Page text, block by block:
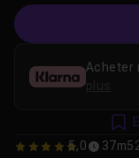
5 5,0
Acheter
plus